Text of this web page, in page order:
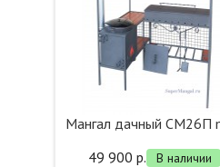
Мангал дачный СМ26П
49 900 р.
В наличии